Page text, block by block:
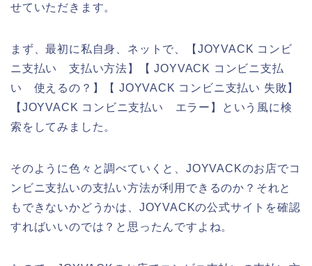
せていただきます。
まず、最初に私自身、ネットで、【JOYVACK コンビ
ニ支払い 支払い方法】【 JOYVACK コンビニ支払
い 使えるの？】【 JOYVACK コンビニ支払い 失敗】
【JOYVACK コンビニ支払い エラー】という風に検
索をしてみました。
そのように色々と調べていくと、JOYVACKのお店でコ
ンビニ支払いの支払い方法が利用できるのか？それと
もできないかどうかは、JOYVACKの公式サイトを確認
すればいいのでは？と思ったんですよね。